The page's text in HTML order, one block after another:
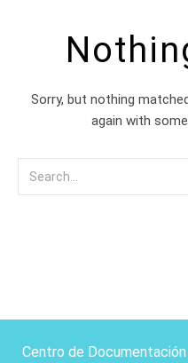
Sorry, but nothing
again with
Centro de